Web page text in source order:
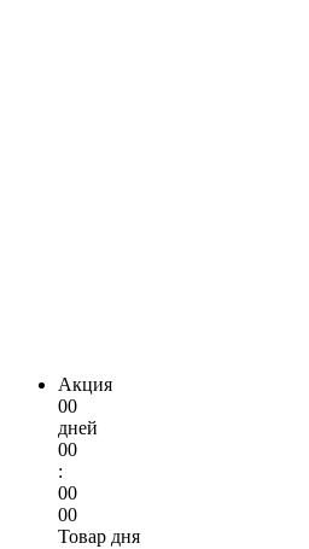
Акция
00
дней
00
:
00
00
Товар дня